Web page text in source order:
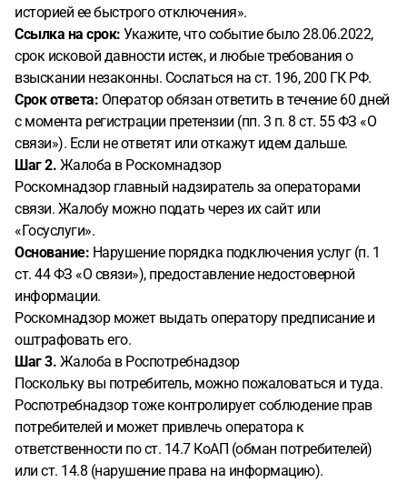
историей ее быстрого отключения».
Ссылка на срок: Укажите, что событие было 28.06.2022,
срок исковой давности истек, и любые требования о
взыскании незаконны. Сослаться на ст. 196, 200 ГК РФ.
Срок ответа: Оператор обязан ответить в течение 60 дней
с момента регистрации претензии (пп. 3 п. 8 ст. 55 ФЗ «О
связи»). Если не ответят или откажут идем дальше.
Шаг 2. Жалоба в Роскомнадзор
Роскомнадзор главный надзиратель за операторами
связи. Жалобу можно подать через их сайт или
«Госуслуги».
Основание: Нарушение порядка подключения услуг (п. 1
ст. 44 ФЗ «О связи»), предоставление недостоверной
информации.
Роскомнадзор может выдать оператору предписание и
оштрафовать его.
Шаг 3. Жалоба в Роспотребнадзор
Поскольку вы потребитель, можно пожаловаться и туда.
Роспотребнадзор тоже контролирует соблюдение прав
потребителей и может привлечь оператора к
ответственности по ст. 14.7 КоАП (обман потребителей)
или ст. 14.8 (нарушение права на информацию).